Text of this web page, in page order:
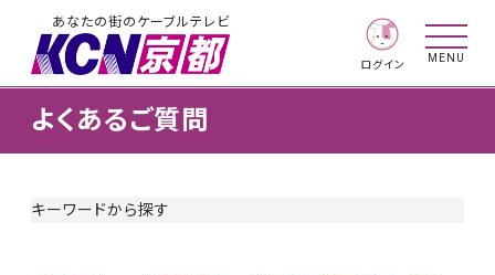
あなたの街のケーブルテレビ
ログイン
MENU
よくあるご質問
キーワードから探す